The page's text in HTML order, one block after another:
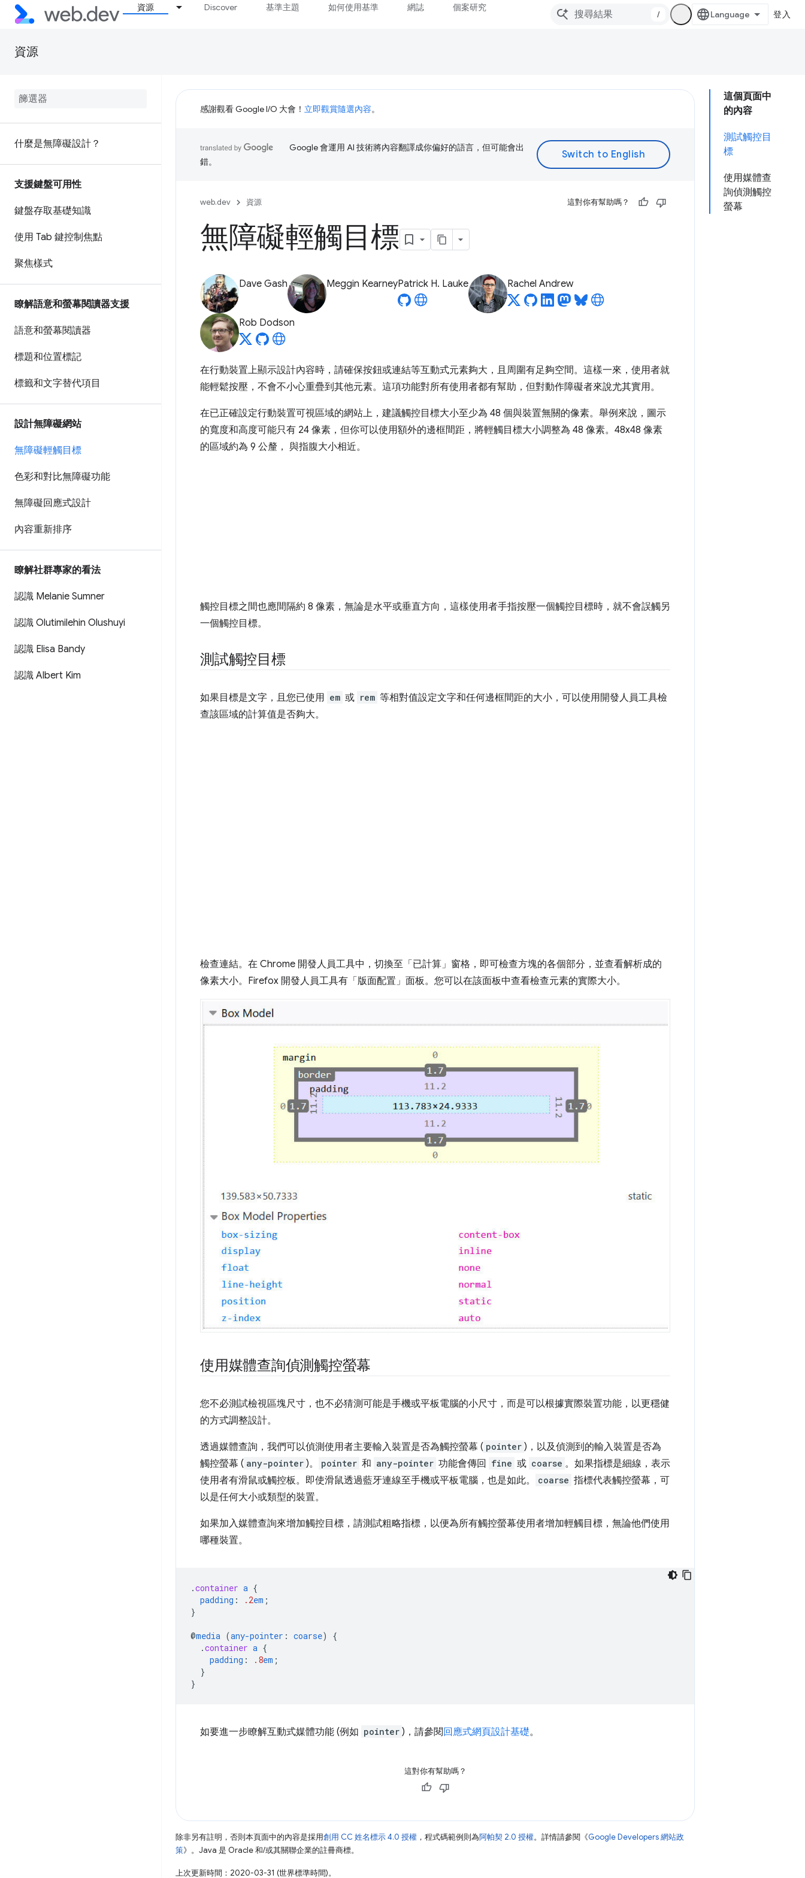
資源 Discover 基準主題 如何使用基準 網誌 個案研究
/ 登入
資源
什麼是無障礙設計？
支援鍵盤可用性
鍵盤存取基礎知識
使用 Tab 鍵控制焦點
聚焦樣式
瞭解語意和螢幕閱讀器支援
語意和螢幕閱讀器
標題和位置標記
標籤和文字替代項目
設計無障礙網站
無障礙輕觸目標
色彩和對比無障礙功能
無障礙回應式設計
內容重新排序
瞭解社群專家的看法
認識 Melanie Sumner
認識 Olutimilehin Olushuyi
認識 Elisa Bandy
認識 Albert Kim
這個頁面中
的內容
測試觸控目
標
使用媒體查
詢偵測觸控
螢幕
感謝觀看 Google I/O 大會！ 立即觀賞隨選內容。
Google 會運用 AI 技術將內容翻譯成你偏好的語言，但可能會出
錯。
web.dev 資源 這對你有幫助嗎？
無障礙輕觸目標
Dave Gash Meggin KearneyPatrick H. Lauke Rachel Andrew
Rob Dodson
在行動裝置上顯示設計內容時，請確保按鈕或連結等互動式元素夠大，且周圍有足夠空間。這樣一來，使用者就
能輕鬆按壓，不會不小心重疊到其他元素。這項功能對所有使用者都有幫助，但對動作障礙者來說尤其實用。
在已正確設定行動裝置可視區域的網站上，建議觸控目標大小至少為 48 個與裝置無關的像素。舉例來說，圖示
的寬度和高度可能只有 24 像素，但你可以使用額外的邊框間距，將輕觸目標大小調整為 48 像素。48x48 像素
的區域約為 9 公釐， 與指腹大小相近。
觸控目標之間也應間隔約 8 像素，無論是水平或垂直方向，這樣使用者手指按壓一個觸控目標時，就不會誤觸另
一個觸控目標。
測試觸控目標
如果目標是文字，且您已使用 em 或 rem 等相對值設定文字和任何邊框間距的大小，可以使用開發人員工具檢
查該區域的計算值是否夠大。
檢查連結。在 Chrome 開發人員工具中，切換至「已計算」窗格 ，即可檢查方塊的各個部分，並查看解析成的
像素大小。Firefox 開發人員工具有「版面配置」面板。您可以在該面板中查看檢查元素的實際大小。
使用媒體查詢偵測觸控螢幕
您不必測試檢視區塊尺寸，也不必猜測可能是手機或平板電腦的小尺寸，而是可以根據實際裝置功能，以更穩健
的方式調整設計。
透過媒體查詢，我們可以偵測使用者主要輸入裝置是否為觸控螢幕 ( pointer )，以及偵測到的輸入裝置是否為
觸控螢幕 ( any-pointer )。 pointer 和 any-pointer 功能會傳回 fine 或 coarse 。如果指標是細線，表示
使用者有滑鼠或觸控板。即使滑鼠透過藍牙連線至手機或平板電腦，也是如此。
coarse 指標代表觸控螢幕，可
以是任何大小或類型的裝置。
如果加入媒體查詢來增加觸控目標，請測試粗略指標，以便為所有觸控螢幕使用者增加輕觸目標，無論他們使用
哪種裝置。
.container a {
padding : .2em ;
}
@media (any-pointer : coarse)
{
.container a {
padding : .8em ;
}
}
如要進一步瞭解互動式媒體功能 (例如 pointer )，請參閱回應式網頁設計基礎。
這對你有幫助嗎？
除非另有註明，否則本頁面中的內容是採用創用 CC 姓名標示 4.0 授權 ，程式碼範例則為阿帕契 2.0 授權。詳情請參閱《Google Developers 網站政
策》。Java 是 Oracle 和/或其關聯企業的註冊商標。
上次更新時間：2020-03-31 (世界標準時間)。